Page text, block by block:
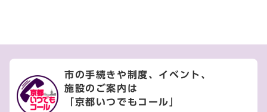
市の手続きや制度、イベント、
施設のご案内は
「京都いつでもコール」